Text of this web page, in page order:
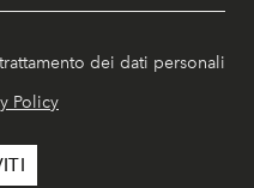
dei dati personali
Policy